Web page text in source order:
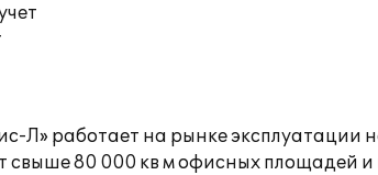
Л» работает на рынке эксплуатации
свыше 80 000 кв м офисных площадей